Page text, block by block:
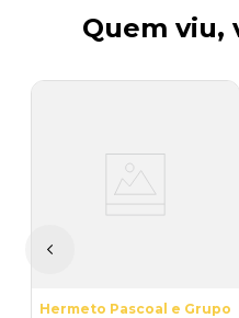
Quem viu,
Hermeto Pascoal e Grupo